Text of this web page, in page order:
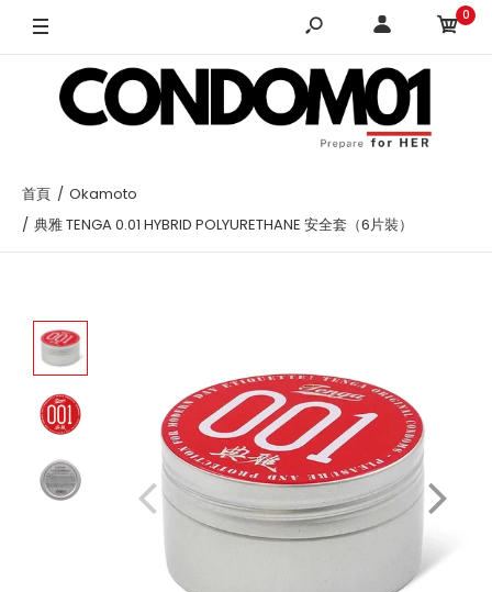
0
首頁
Okamoto
典雅 TENGA 0.01 HYBRID POLYURETHANE 安全套（6片裝）